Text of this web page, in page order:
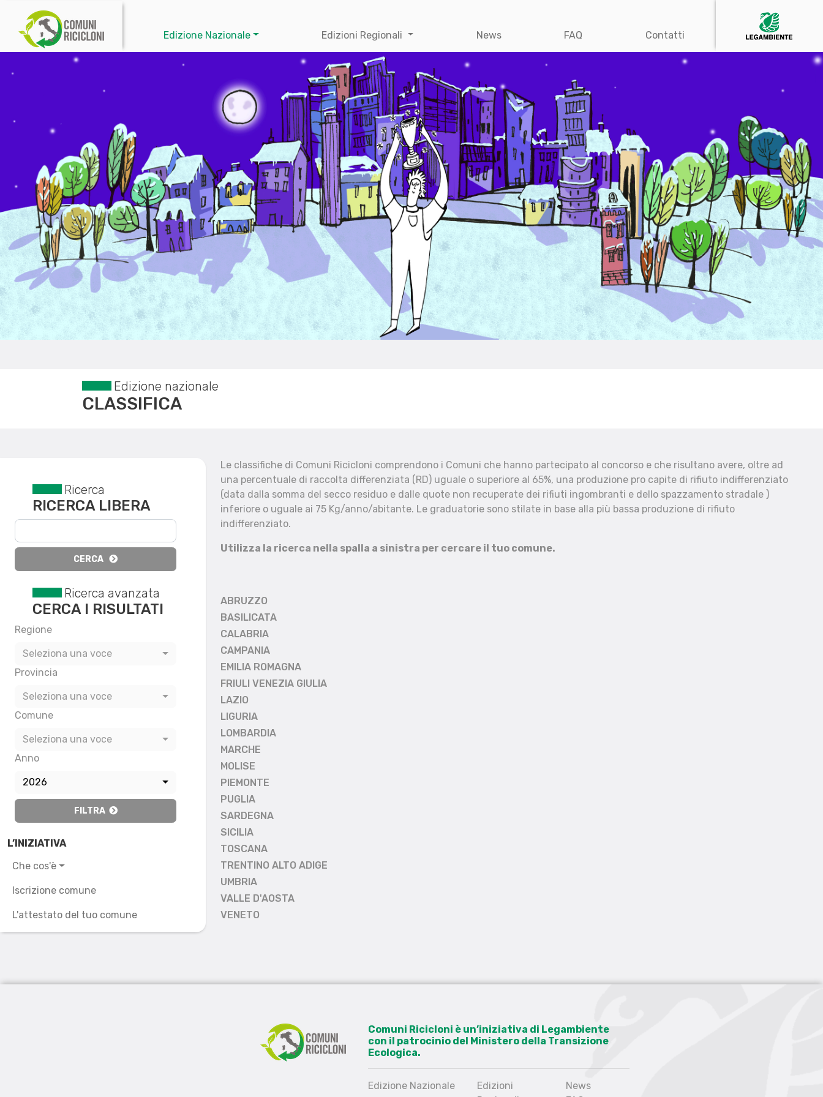
Edizione Nazionale Edizioni Regionali News FAQ Contatti
Edizione nazionale
CLASSIFICA
Reset filtri
Ricerca
RICERCA LIBERA
CERCA
Ricerca avanzata
CERCA I RISULTATI
Regione
Seleziona una voce
Provincia
Seleziona una voce
Comune
Seleziona una voce
Anno
2026
FILTRA
L’INIZIATIVA
Che cos'è
Iscrizione comune
L'attestato del tuo comune
Le classifiche di Comuni Ricicloni comprendono i Comuni che hanno partecipato al concorso e che risultano avere, oltre ad
una percentuale di raccolta differenziata (RD) uguale o superiore al 65%, una produzione pro capite di rifiuto indifferenziato
(data dalla somma del secco residuo e dalle quote non recuperate dei rifiuti ingombranti e dello spazzamento stradale )
inferiore o uguale ai 75 Kg/anno/abitante. Le graduatorie sono stilate in base alla più bassa produzione di rifiuto
indifferenziato.
Utilizza la ricerca nella spalla a sinistra per cercare il tuo comune.
ABRUZZO
BASILICATA
CALABRIA
CAMPANIA
EMILIA ROMAGNA
FRIULI VENEZIA GIULIA
LAZIO
LIGURIA
LOMBARDIA
MARCHE
MOLISE
PIEMONTE
PUGLIA
SARDEGNA
SICILIA
TOSCANA
TRENTINO ALTO ADIGE
UMBRIA
VALLE D'AOSTA
VENETO
Comuni Ricicloni è un’iniziativa di Legambiente
con il patrocinio del Ministero della Transizione
Ecologica.
Edizione Nazionale
Edizioni
News